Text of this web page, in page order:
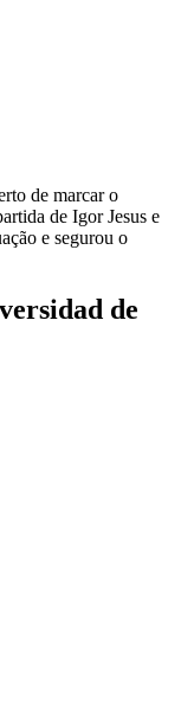
de marcar o
de Igor Jesus e
e segurou o
de